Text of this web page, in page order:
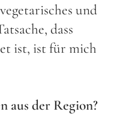
und
dass
ist, ist für mich
aus der Region?